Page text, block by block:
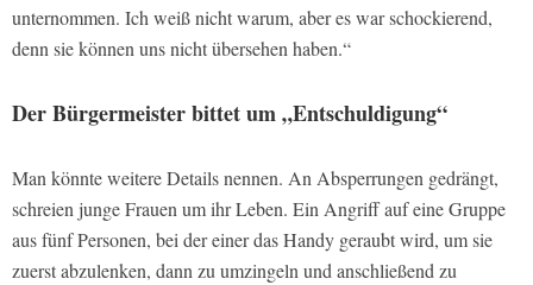
unternommen. Ich weiß nicht warum, aber es war schockierend,
denn sie können uns nicht übersehen haben.“
Der Bürgermeister bittet um „Entschuldigung“
Man könnte weitere Details nennen. An Absperrungen gedrängt,
schreien junge Frauen um ihr Leben. Ein Angriff auf eine Gruppe
aus fünf Personen, bei der einer das Handy geraubt wird, um sie
zuerst abzulenken, dann zu umzingeln und anschließend zu